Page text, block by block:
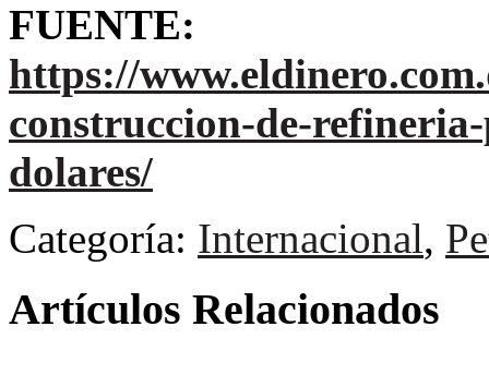
FUENTE:
https://
construccion-de-
dolares/
Categoría: Internacional,
Artículos Relacionados